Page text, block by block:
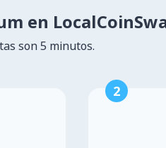
en
son 5 minutos.
2